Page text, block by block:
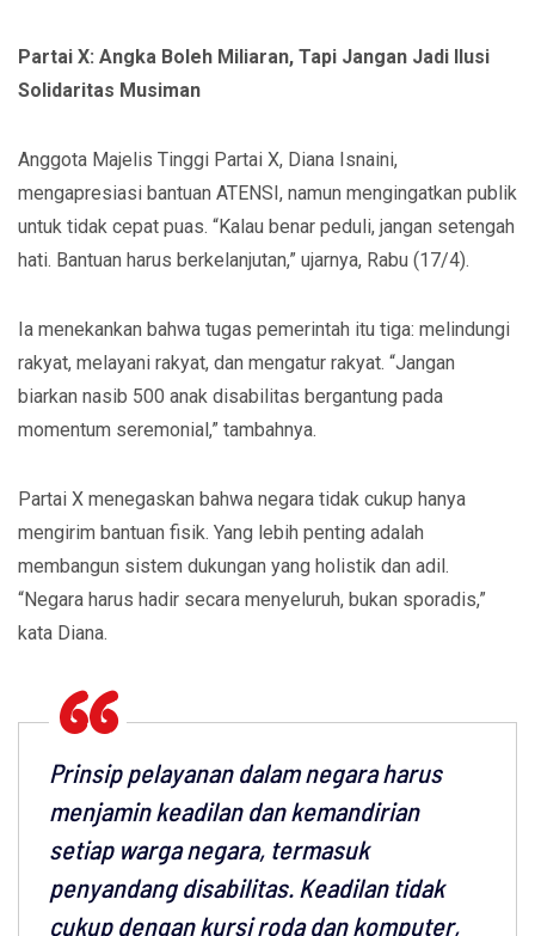
Partai X: Angka Boleh Miliaran, Tapi Jangan Jadi Ilusi
Solidaritas Musiman
Anggota Majelis Tinggi Partai X, Diana Isnaini,
mengapresiasi bantuan ATENSI, namun mengingatkan publik
untuk tidak cepat puas. “Kalau benar peduli, jangan setengah
hati. Bantuan harus berkelanjutan,” ujarnya, Rabu (17/4).
Ia menekankan bahwa tugas pemerintah itu tiga: melindungi
rakyat, melayani rakyat, dan mengatur rakyat. “Jangan
biarkan nasib 500 anak disabilitas bergantung pada
momentum seremonial,” tambahnya.
Partai X menegaskan bahwa negara tidak cukup hanya
mengirim bantuan fisik. Yang lebih penting adalah
membangun sistem dukungan yang holistik dan adil.
“Negara harus hadir secara menyeluruh, bukan sporadis,”
kata Diana.
Prinsip pelayanan dalam negara harus
menjamin keadilan dan kemandirian
setiap warga negara, termasuk
penyandang disabilitas. Keadilan tidak
cukup dengan kursi roda dan komputer,